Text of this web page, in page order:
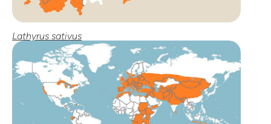
Lathyrus sativus